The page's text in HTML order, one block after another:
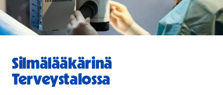
Silmälääkärinä
Terveystalossa